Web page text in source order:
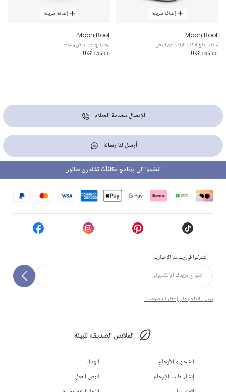
إضافة سريعة
Moon Boot
حذاء للثلج ايكون نايلون لون ابيض
UK£ 145.00
إضافة سريعة
Moon Boot
بوت ثلج لون أبيض وأسود
UK£ 145.00
الإتصال بخدمة العملاء
أرسل لنا رسالة
إشتركوا في رسالتنا الإخبارية
يرجى الاطلاع على إشعار الخصوصية.
الملابس الصديقة للبيئة
انضموا إلى برنامج مكافآت تشلدرن صالون
الشحن و الأرجاع
إنشاء طلب الإرجاع
الهدايا
فرص العمل